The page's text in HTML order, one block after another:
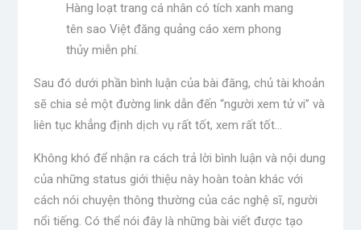
Hàng loạt trang cá nhân có tích xanh mang
tên sao Việt đăng quảng cáo xem phong
thủy miễn phí.
Sau đó dưới phần bình luận của bài đăng, chủ tài khoản
sẽ chia sẻ một đường link dẫn đến “người xem tử vi” và
liên tục khẳng định dịch vụ rất tốt, xem rất tốt…
Không khó để nhận ra cách trả lời bình luận và nội dung
của những status giới thiệu này hoàn toàn khác với
cách nói chuyện thông thường của các nghệ sĩ, người
nổi tiếng. Có thể nói đây là những bài viết được tạo